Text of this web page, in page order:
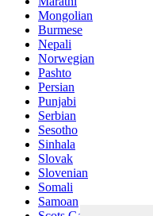
Mongolian
Burmese
Nepali
Norwegian
Pashto
Persian
Punjabi
Serbian
Sesotho
Sinhala
Slovak
Slovenian
Somali
Samoan